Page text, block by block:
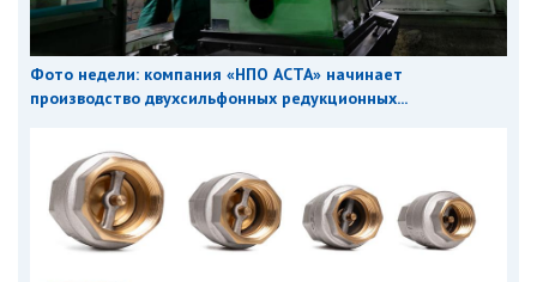
Фото недели: компания «НПО АСТА» начинает
производство двухсильфонных редукционных...